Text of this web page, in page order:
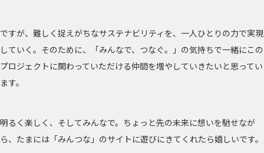
ですが、難しく捉えがちなサステナビリティを、一人ひとりの力で実現
していく。そのために、「みんなで、つなぐ。」の気持ちで一緒にこの
プロジェクトに関わっていただける仲間を増やしていきたいと思ってい
ます。
明るく楽しく、そしてみんなで。ちょっと先の未来に想いを馳せなが
ら、たまには「みんつな」のサイトに遊びにきてくれたら嬉しいです。